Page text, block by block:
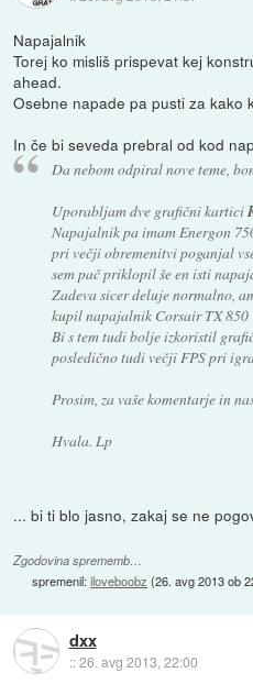
Napajalnik
Torej ko misliš prispevat kej
ahead.
Osebne napade pa pusti za kako
In če bi seveda prebral od kod
Da nebom odpiral nove teme,
Uporabljam dve grafični kartici
Napajalnik pa imam Energon
pri večji obremenitvi poganjal
sem pač priklopil še en isti
Zadeva sicer deluje normalno,
kupil napajalnik Corsair TX 850
Bi s tem tudi bolje izkoristil
posledično tudi večji FPS pri
Prosim, za vaše komentarje in
Hvala. Lp
... bi ti blo jasno, zakaj se ne
Zgodovina sprememb…
spremenil:iloveboobz (26. avg 2013 ob
dxx
::26. avg 2013, 22:00